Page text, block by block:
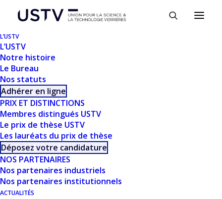
L’USTV
L’USTV
Notre histoire
Le Bureau
Nos statuts
Adhérer en ligne
PRIX ET DISTINCTIONS
Membres distingués USTV
Le prix de thèse USTV
Les lauréats du prix de thèse
Déposez votre candidature
NOS PARTENAIRES
Nos partenaires industriels
Nos partenaires institutionnels
ACTUALITÉS
TÉLÉCHARGER
Télécharger